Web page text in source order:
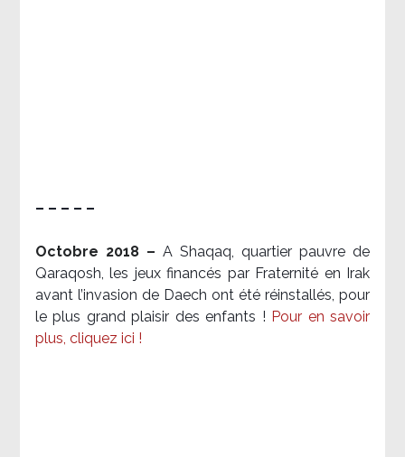
– – – – –
Octobre 2018 – A Shaqaq, quartier pauvre de
Qaraqosh, les jeux financés par Fraternité en Irak​
avant l’invasion de Daech ont été réinstallés, pour
le plus grand plaisir des enfants ! Pour en savoir
plus, cliquez ici !